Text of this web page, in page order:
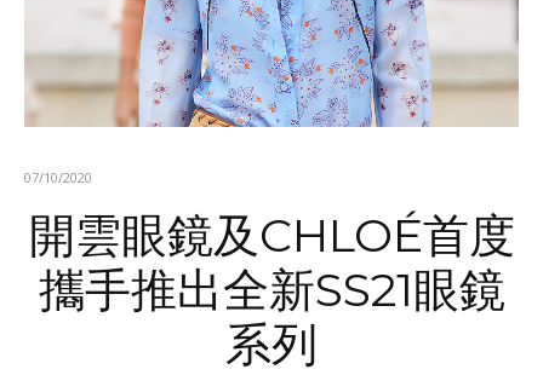
07/10/2020
開雲眼鏡及CHLOÉ首度
攜手推出全新SS21眼鏡
系列